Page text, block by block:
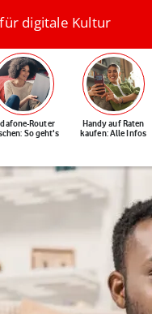
digitale Kultur
Router
So geht's
Handy auf Raten
kaufen: Alle Infos